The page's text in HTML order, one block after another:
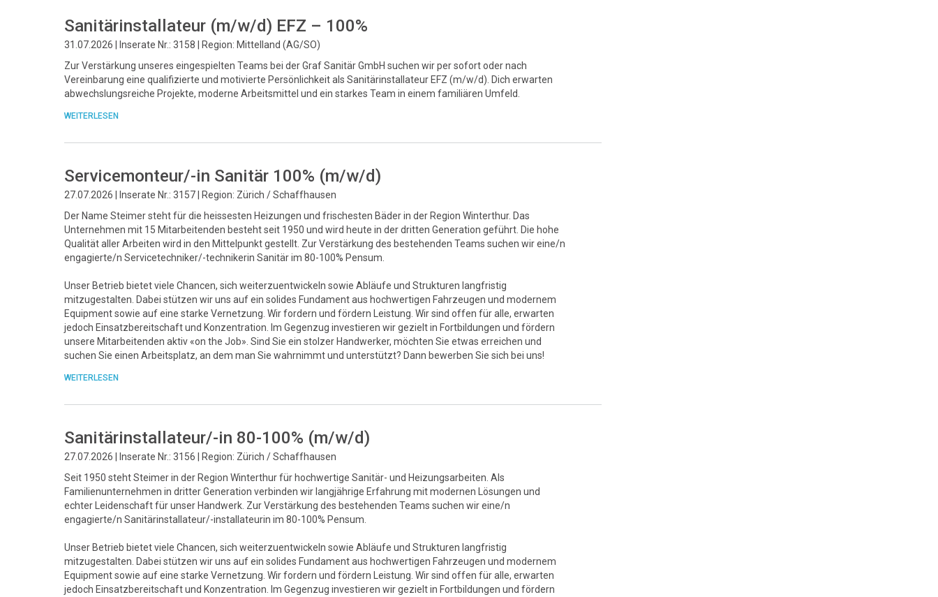
Sanitärinstallateur (m/w/d) EFZ – 100%
31.07.2026 | Inserate Nr.: 3158 | Region: Mittelland (AG/SO)
Zur Verstärkung unseres eingespielten Teams bei der Graf Sanitär GmbH suchen wir per sofort oder nach
Vereinbarung eine qualifizierte und motivierte Persönlichkeit als Sanitärinstallateur EFZ (m/w/d). Dich erwarten
abwechslungsreiche Projekte, moderne Arbeitsmittel und ein starkes Team in einem familiären Umfeld.
WEITERLESEN
Servicemonteur/-in Sanitär 100% (m/w/d)
27.07.2026 | Inserate Nr.: 3157 | Region: Zürich / Schaffhausen
Der Name Steimer steht für die heissesten Heizungen und frischesten Bäder in der Region Winterthur. Das
Unternehmen mit 15 Mitarbeitenden besteht seit 1950 und wird heute in der dritten Generation geführt. Die hohe
Qualität aller Arbeiten wird in den Mittelpunkt gestellt. Zur Verstärkung des bestehenden Teams suchen wir eine/n
engagierte/n Servicetechniker/-technikerin Sanitär im 80-100% Pensum.
Unser Betrieb bietet viele Chancen, sich weiterzuentwickeln sowie Abläufe und Strukturen langfristig
mitzugestalten. Dabei stützen wir uns auf ein solides Fundament aus hochwertigen Fahrzeugen und modernem
Equipment sowie auf eine starke Vernetzung. Wir fordern und fördern Leistung. Wir sind offen für alle, erwarten
jedoch Einsatzbereitschaft und Konzentration. Im Gegenzug investieren wir gezielt in Fortbildungen und fördern
unsere Mitarbeitenden aktiv «on the Job». Sind Sie ein stolzer Handwerker, möchten Sie etwas erreichen und
suchen Sie einen Arbeitsplatz, an dem man Sie wahrnimmt und unterstützt? Dann bewerben Sie sich bei uns!
WEITERLESEN
Sanitärinstallateur/-in 80-100% (m/w/d)
27.07.2026 | Inserate Nr.: 3156 | Region: Zürich / Schaffhausen
Seit 1950 steht Steimer in der Region Winterthur für hochwertige Sanitär- und Heizungsarbeiten. Als
Familienunternehmen in dritter Generation verbinden wir langjährige Erfahrung mit modernen Lösungen und
echter Leidenschaft für unser Handwerk. Zur Verstärkung des bestehenden Teams suchen wir eine/n
engagierte/n Sanitärinstallateur/-installateurin im 80-100% Pensum.
Unser Betrieb bietet viele Chancen, sich weiterzuentwickeln sowie Abläufe und Strukturen langfristig
mitzugestalten. Dabei stützen wir uns auf ein solides Fundament aus hochwertigen Fahrzeugen und modernem
Equipment sowie auf eine starke Vernetzung. Wir fordern und fördern Leistung. Wir sind offen für alle, erwarten
jedoch Einsatzbereitschaft und Konzentration. Im Gegenzug investieren wir gezielt in Fortbildungen und fördern